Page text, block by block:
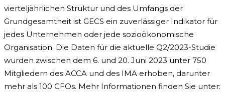
vierteljährlichen Struktur und des Umfangs der
Grundgesamtheit ist GECS ein zuverlässiger Indikator für
jedes Unternehmen oder jede sozioökonomische
Organisation. Die Daten für die aktuelle Q2/2023-Studie
wurden zwischen dem 6. und 20. Juni 2023 unter 750
Mitgliedern des ACCA und des IMA erhoben, darunter
mehr als 100 CFOs. Mehr Informationen finden Sie unter: